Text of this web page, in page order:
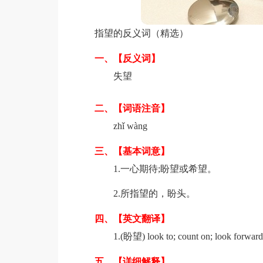
指望的反义词（精选）
一、【反义词】
失望
二、【词语注音】
zhǐ wàng
三、【基本词意】
1.一心期待;盼望或希望。
2.所指望的，盼头。
四、【英文翻译】
1.(盼望) look to; count on; look